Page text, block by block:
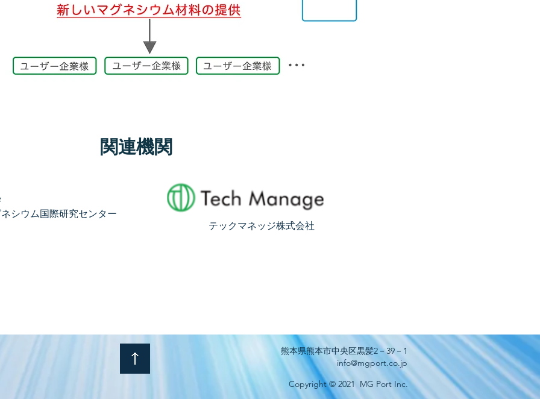
​関連機関
シウム国際研究センター
テックマネッジ株式会社
熊本県熊本市中央区黒髪2－39－1
info@mgport.co.jp
Copyright © 2021 MG Port Inc.